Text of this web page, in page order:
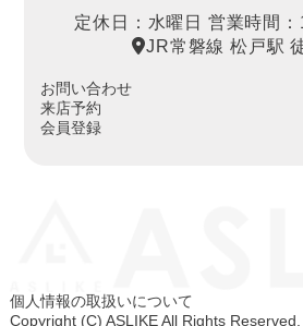
定休日：水曜日 営業時間
JR常磐線 松戸駅
お問い合わせ
来店予約
会員登録
個人情報の取扱いについて
Copyright (C) ASLIKE All Rights Reserved.